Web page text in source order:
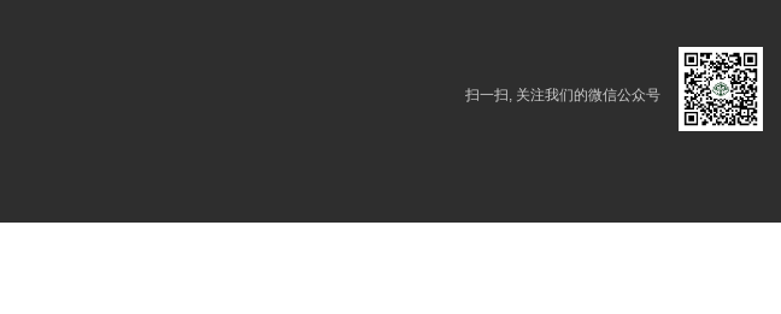
扫一扫, 关注我们的微信公众号